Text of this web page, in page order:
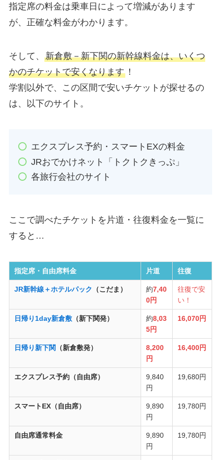
指定席の料金は乗車日によって増減があります
が、正確な料金がわかります。
そして、 新倉敷－新下関の新幹線料金は、いくつ
かのチケットで安くなります！
学割以外で、この区間で安いチケットが探せるの
は、以下のサイト。
エクスプレス予約・スマートEXの料金
JRおでかけネット「トクトクきっぷ」
各旅行会社のサイト
ここで調べたチケットを片道・往復料金を一覧に
すると…
指定席・自由席料金 片道 往復
JR新幹線＋ホテルパック （こだま） 約7,40
0円
往復で安
い！
日帰り1day新倉敷 （新下関発） 約8,03
5円
16,070円
日帰り新下関 （新倉敷発）
8,200
円
16,400円
エクスプレス予約（自由席）
9,840
円
19,680円
スマートEX（自由席）
9,890
円
19,780円
自由席通常料金
9,890
円
19,780円